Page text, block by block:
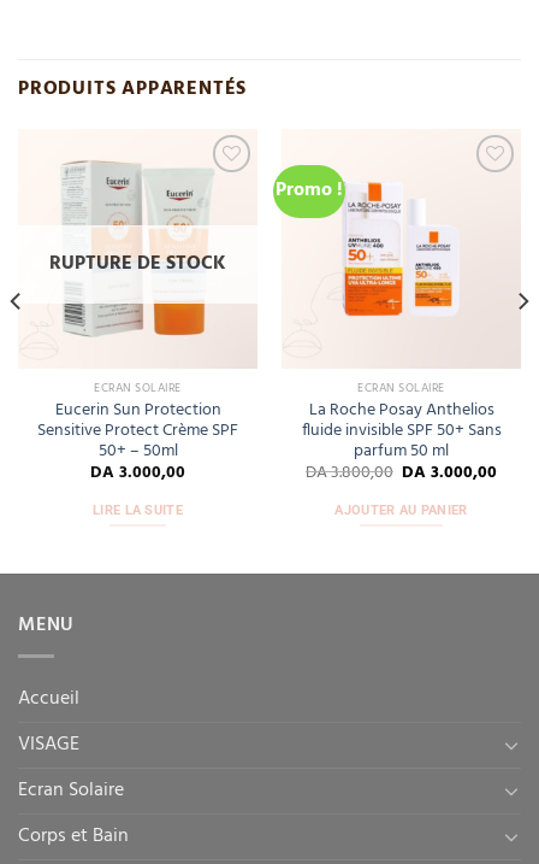
PRODUITS APPARENTÉS
wishlist
RUPTURE DE STOCK
ECRAN SOLAIRE
Eucerin Sun Protection
Sensitive Protect Crème SPF
50+ – 50ml
DA3.000,00
LIRE LA SUITE
Promo !
ECRAN SOLAIRE
La Roche Posay Anthelios
fluide invisible SPF 50+ Sans
parfum 50 ml
DA3.800,00 DA3.000,00
AJOUTER AU PANIER
MENU
Accueil
VISAGE
Ecran Solaire
Corps et Bain